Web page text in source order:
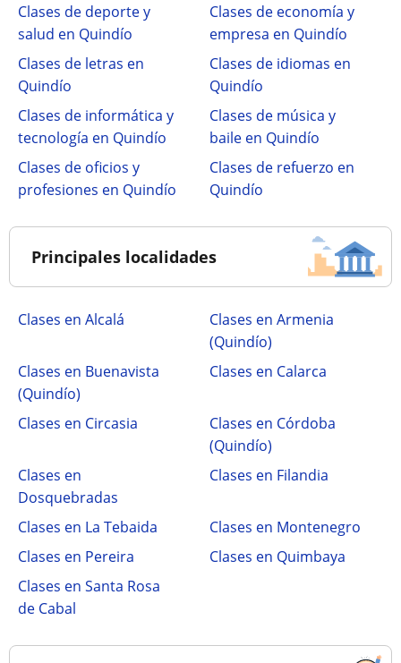
Clases de deporte y
salud en Quindío
Clases de economía y
empresa en Quindío
Clases de letras en
Quindío
Clases de idiomas en
Quindío
Clases de informática y
tecnología en Quindío
Clases de música y
baile en Quindío
Clases de oficios y
profesiones en Quindío
Clases de refuerzo en
Quindío
Principales localidades
Clases en Alcalá
Clases en Armenia
(Quindío)
Clases en Buenavista
(Quindío)
Clases en Calarca
Clases en Circasia
Clases en Córdoba
(Quindío)
Clases en
Dosquebradas
Clases en Filandia
Clases en La Tebaida
Clases en Montenegro
Clases en Pereira
Clases en Quimbaya
Clases en Santa Rosa
de Cabal